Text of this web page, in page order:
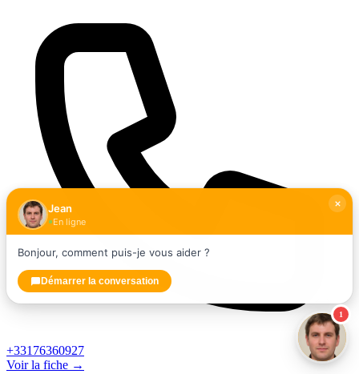
+33176360927
Voir la fiche →
1
Jean
En ligne
Bonjour, comment puis-je vous aider ?
Démarrer la conversation